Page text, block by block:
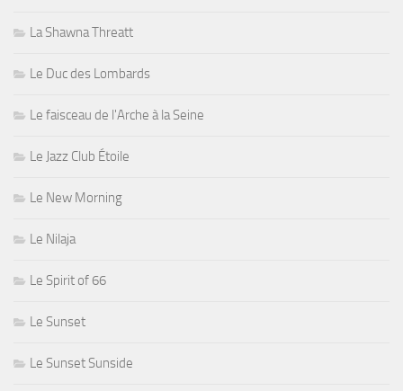
La Shawna Threatt
Le Duc des Lombards
Le faisceau de l'Arche à la Seine
Le Jazz Club Étoile
Le New Morning
Le Nilaja
Le Spirit of 66
Le Sunset
Le Sunset Sunside